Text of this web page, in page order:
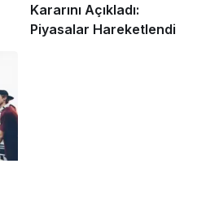
Kararını Açıkladı:
Piyasalar Hareketlendi